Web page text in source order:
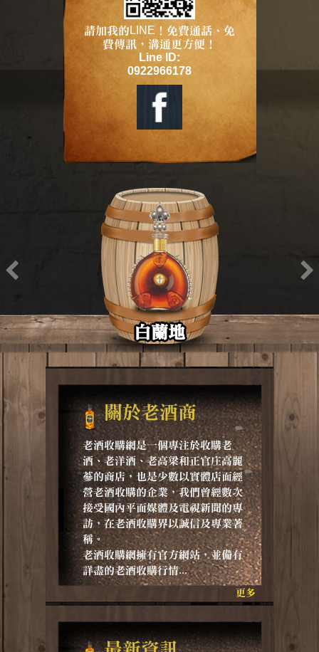
請加我的LINE！免費通話、免
費傳訊，溝通更方便！
Line ID:
0922966178
白蘭地
關於老酒商
老酒收購網是一個專注於收購老
酒、老洋酒、老高梁和正官庄高麗
蔘的商店，也是少數以實體店面經
營老酒收購的企業，我們曾經數次
接受國內平面媒體及電視新聞的專
訪，在老酒收購界以誠信及專業著
稱。
老酒收購網擁有官方網站，並備有
詳盡的老酒收購行情...
更多